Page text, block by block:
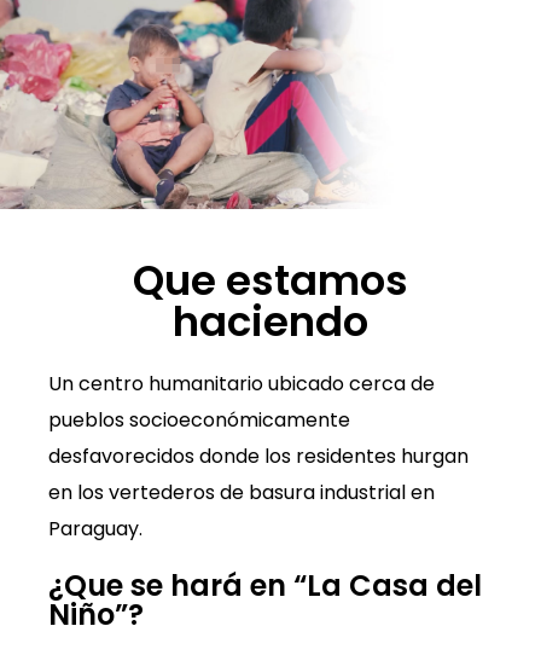
Que estamos
haciendo
Un centro humanitario ubicado cerca de
pueblos socioeconómicamente
desfavorecidos donde los residentes hurgan
en los vertederos de basura industrial en
Paraguay.
¿Que se hará en “La Casa del
Niño”?